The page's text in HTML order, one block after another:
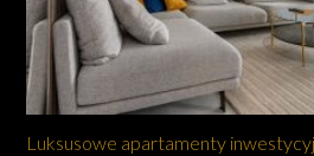
Luksusowe apartamenty